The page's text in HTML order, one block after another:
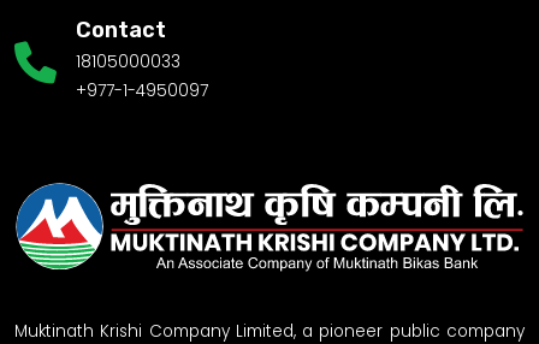
Contact
18105000033
+977-1-4950097
Muktinath Krishi Company Limited, a pioneer public company